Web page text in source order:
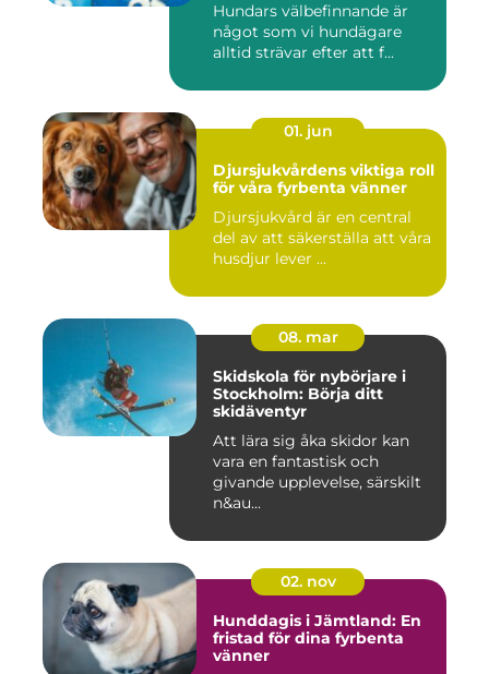
Hundars välbefinnande är
något som vi hundägare
alltid strävar efter att f...
01. jun
Djursjukvårdens viktiga roll
för våra fyrbenta vänner
Djursjukvård är en central
del av att säkerställa att våra
husdjur lever ...
08. mar
Skidskola för nybörjare i
Stockholm: Börja ditt
skidäventyr
Att lära sig åka skidor kan
vara en fantastisk och
givande upplevelse, särskilt
n&au...
02. nov
Hunddagis i Jämtland: En
fristad för dina fyrbenta
vänner